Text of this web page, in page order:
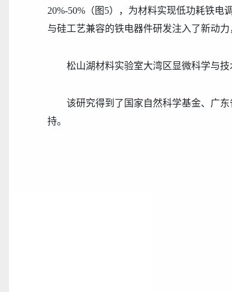
20%-50% （图 5） ，为材料实现低功耗铁电
与硅工艺兼容的铁电器件研发注入了新动力
松山湖材料实验室大湾区显微科学与
该研究得到了国家自然科学基金、广
持。